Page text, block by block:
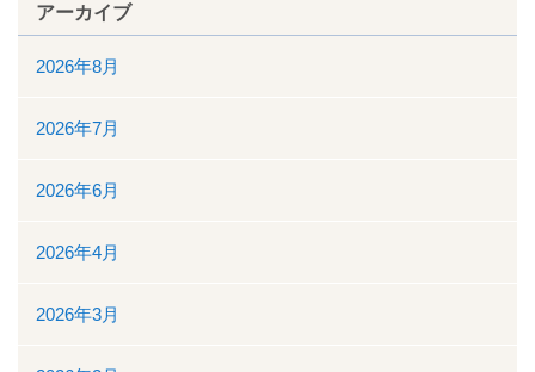
診療科一覧
アーカイブ
2026年8月
2026年7月
2026年6月
2026年4月
2026年3月